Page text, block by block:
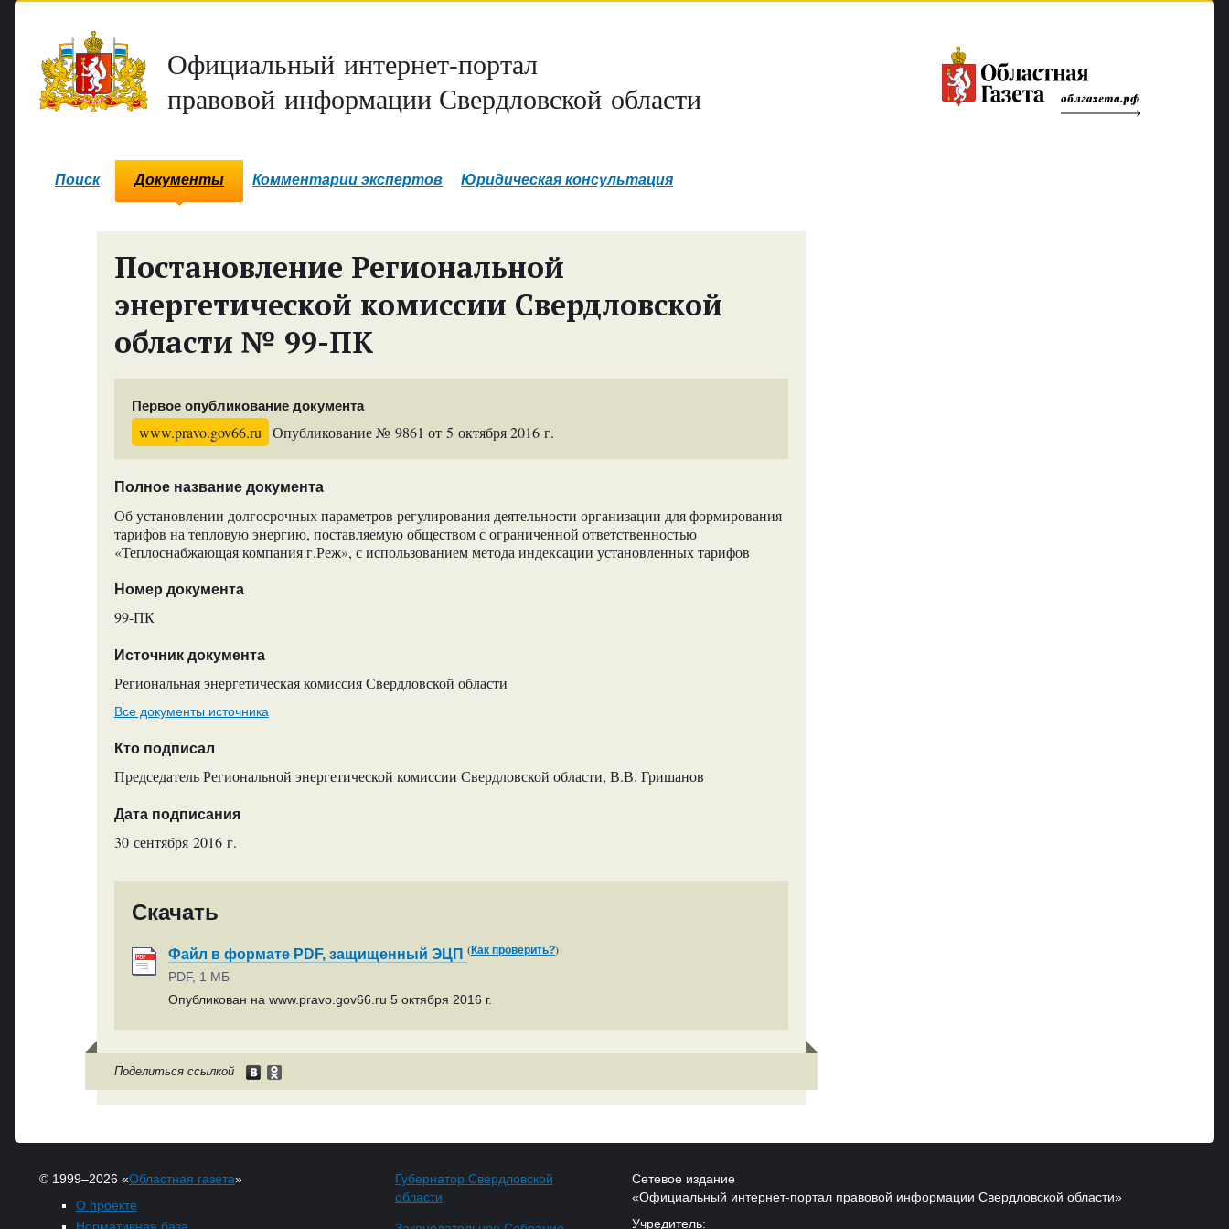
Официальный интернет-портал
правовой информации Свердловской области
Поиск Документы Комментарии экспертов Юридическая консультация
Постановление Региональной
энергетической комиссии Свердловской
области № 99-ПК
Первое опубликование документа
www.pravo.gov66.ru Опубликование № 9861 от 5 октября 2016 г.
Полное название документа
Об установлении долгосрочных параметров регулирования деятельности организации для формирования
тарифов на тепловую энергию, поставляемую обществом с ограниченной ответственностью
«Теплоснабжающая компания г.Реж», с использованием метода индексации установленных тарифов
Номер документа
99-ПК
Источник документа
Региональная энергетическая комиссия Свердловской области
Все документы источника
Кто подписал
Председатель Региональной энергетической комиссии Свердловской области, В.В. Гришанов
Дата подписания
30 сентября 2016 г.
Скачать
Файл в формате PDF, защищенный ЭЦП (Как проверить?)
PDF, 1 МБ
Опубликован на www.pravo.gov66.ru 5 октября 2016 г.
Поделиться ссылкой
© 1999–2026 «Областная газета»
О проекте
Губернатор Свердловской
области
Сетевое издание
«Официальный интернет-портал правовой информации Свердловской области»
Учредитель: